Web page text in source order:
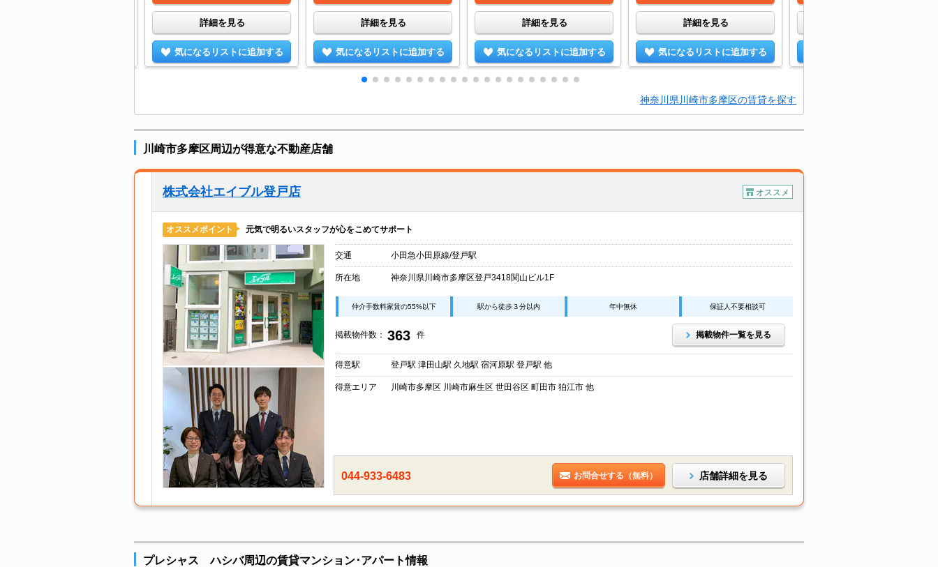
詳細を見る
気になるリストに追加する
詳細を見る
気になるリストに追加する
詳細を見る
気になるリストに追加する
詳細を見る
気になるリストに追加する
神奈川県川崎市多摩区の賃貸を探す
川崎市多摩区周辺が得意な不動産店舗
株式会社エイブル登戸店 オススメ
オススメポイント 元気で明るいスタッフが心をこめてサポート
交通 小田急小田原線/登戸駅
所在地 神奈川県川崎市多摩区登戸3418関山ビル1F
仲介手数料家賃の55%以下 駅から徒歩３分以内 年中無休 保証人不要相談可
掲載物件数： 363 件 掲載物件一覧を見る
得意駅 登戸駅 津田山駅 久地駅 宿河原駅 登戸駅 他
得意エリア 川崎市多摩区 川崎市麻生区 世田谷区 町田市 狛江市 他
044-933-6483 お問合せする（無料） 店舗詳細を見る
プレシャス ハシバ周辺の賃貸マンション･アパート情報